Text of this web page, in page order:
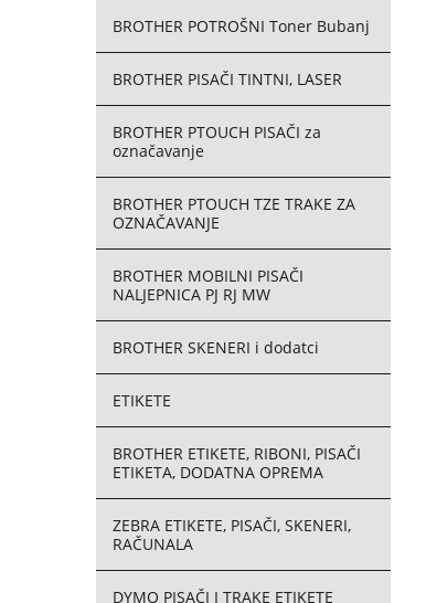
BROTHER POTROŠNI Toner Bubanj
BROTHER PISAČI TINTNI, LASER
BROTHER PTOUCH PISAČI za
označavanje
BROTHER PTOUCH TZE TRAKE ZA
OZNAČAVANJE
BROTHER MOBILNI PISAČI
NALJEPNICA PJ RJ MW
BROTHER SKENERI i dodatci
ETIKETE
BROTHER ETIKETE, RIBONI, PISAČI
ETIKETA, DODATNA OPREMA
ZEBRA ETIKETE, PISAČI, SKENERI,
RAČUNALA
DYMO PISAČI I TRAKE ETIKETE